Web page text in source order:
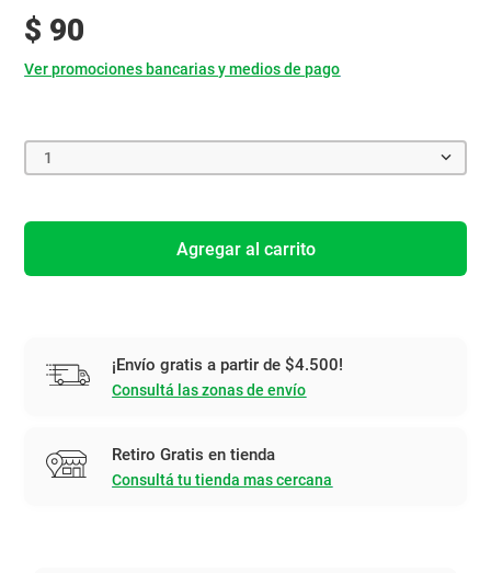
$ 90
Ver promociones bancarias y medios de pago
1
Agregar al carrito
¡Envío gratis a partir de $4.500!
Consultá las zonas de envío
Retiro Gratis en tienda
Consultá tu tienda mas cercana